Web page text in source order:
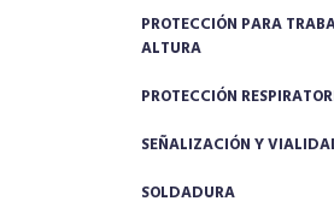
PROTECCIÓN PARA
ALTURA
PROTECCIÓN
SEÑALIZACIÓN Y
SOLDADURA